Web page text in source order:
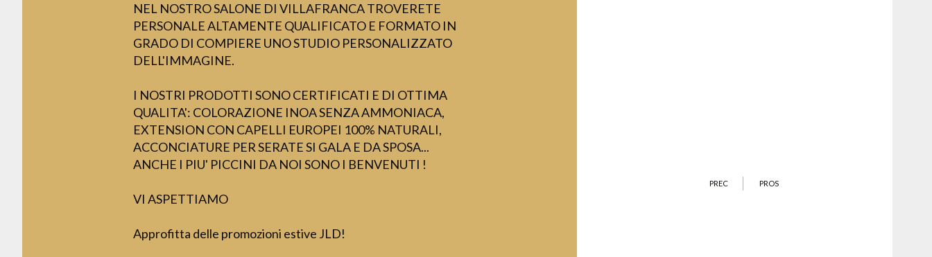
NEL NOSTRO SALONE DI VILLAFRANCA TROVERETE
PERSONALE ALTAMENTE QUALIFICATO E FORMATO IN
GRADO DI COMPIERE UNO STUDIO PERSONALIZZATO
DELL'IMMAGINE.
I NOSTRI PRODOTTI SONO CERTIFICATI E DI OTTIMA
QUALITA': COLORAZIONE INOA SENZA AMMONIACA,
EXTENSION CON CAPELLI EUROPEI 100% NATURALI,
ACCONCIATURE PER SERATE SI GALA E DA SPOSA...
ANCHE I PIU' PICCINI DA NOI SONO I BENVENUTI !
VI ASPETTIAMO
Approfitta delle promozioni estive JLD!
PREC PROS